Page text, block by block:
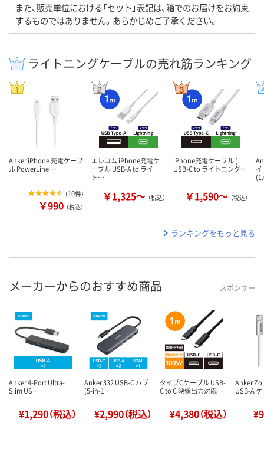
また、販売単位における「セット」表記は、箱でのお届けをお約束
するものではありません。あらかじめご了承ください。
ライトニングケーブルの売れ筋ランキング
Anker iPhone 充電ケーブ
ル PowerLine …
(10件)
￥990 （税込）
エレコム iPhone充電ケ
ーブル USB-A to ライ
ト…
￥1,325～ （税込）
iPhone充電ケーブル (
USB-C to ライトニング…
￥1,590～ （税込）
ランキングをもっと見る
メーカーからのおすすめ商品 スポンサー
Anker 4-Port Ultra-
Slim US…
¥1,290（税込）
Anker 332 USB-C ハブ
(5-in-1…
¥2,990（税込）
タイプCケーブル USB-
C to C 映像出力対応…
¥4,380（税込）
Anker
USB-A